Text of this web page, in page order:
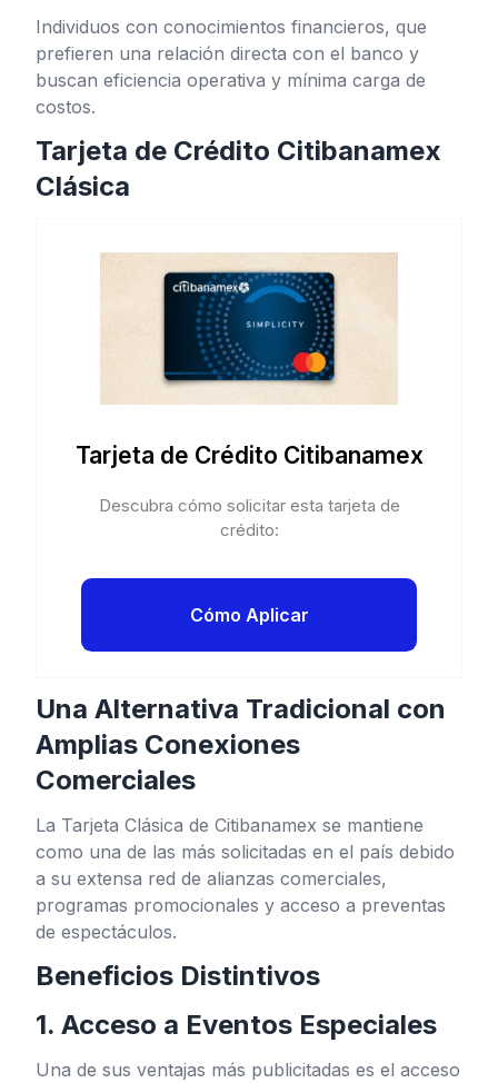
Individuos con conocimientos financieros, que
prefieren una relación directa con el banco y
buscan eficiencia operativa y mínima carga de
costos.
Tarjeta de Crédito Citibanamex
Clásica
Tarjeta de Crédito Citibanamex
Descubra cómo solicitar esta tarjeta de
crédito:
Cómo Aplicar
Una Alternativa Tradicional con
Amplias Conexiones
Comerciales
La Tarjeta Clásica de Citibanamex se mantiene
como una de las más solicitadas en el país debido
a su extensa red de alianzas comerciales,
programas promocionales y acceso a preventas
de espectáculos.
Beneficios Distintivos
1. Acceso a Eventos Especiales
Una de sus ventajas más publicitadas es el acceso